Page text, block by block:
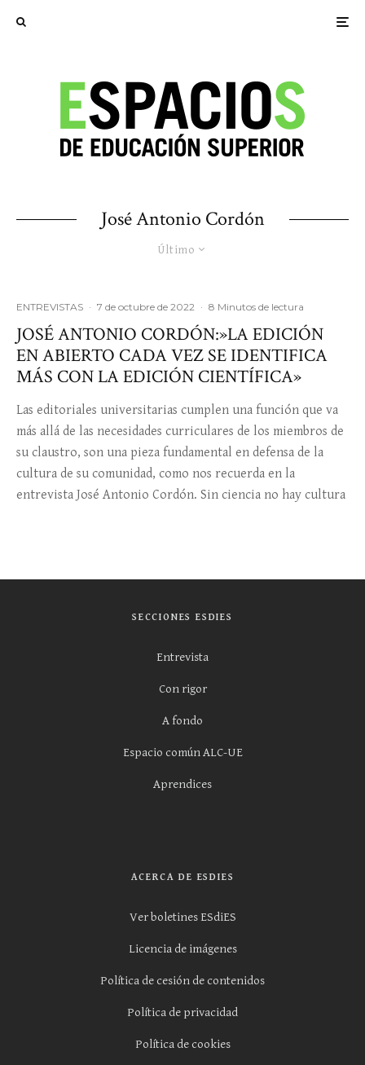
José Antonio Cordón
Último
ENTREVISTAS · 7 de octubre de 2022 · 8 Minutos de lectura
JOSÉ ANTONIO CORDÓN:»LA EDICIÓN
EN ABIERTO CADA VEZ SE IDENTIFICA
MÁS CON LA EDICIÓN CIENTÍFICA»
Las editoriales universitarias cumplen una función que va
más allá de las necesidades curriculares de los miembros de
su claustro, son una pieza fundamental en defensa de la
cultura de su comunidad, como nos recuerda en la
entrevista José Antonio Cordón. Sin ciencia no hay cultura
SECCIONES ESDIES
Entrevista
Con rigor
A fondo
Espacio común ALC-UE
Aprendices
ACERCA DE ESDIES
Ver boletines ESdiES
Licencia de imágenes
Política de cesión de contenidos
Política de privacidad
Política de cookies